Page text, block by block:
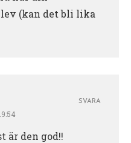
(kan det bli lika
är den god!!
SVARA